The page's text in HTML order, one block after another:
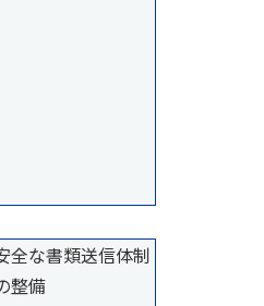
全な書類送信体制
整備